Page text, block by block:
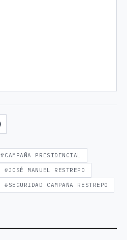
#CAMPAÑA PRESIDENCIAL
#JOSÉ MANUEL RESTREPO
#SEGURIDAD CAMPAÑA RESTREPO